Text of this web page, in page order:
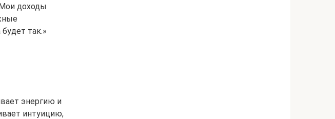
доходы
так.»
энергию и
интуицию,